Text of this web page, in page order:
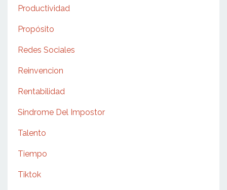
Productividad
Propósito
Redes Sociales
Reinvencion
Rentabilidad
Sindrome Del Impostor
Talento
Tiempo
Tiktok